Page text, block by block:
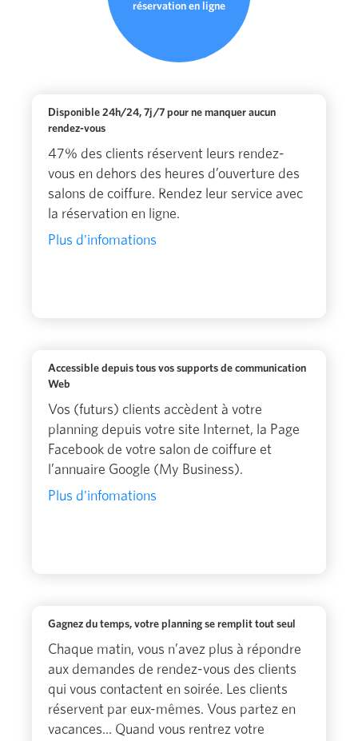
réservation en ligne
Disponible 24h/24, 7j/7 pour ne manquer aucun
rendez-vous
47% des clients réservent leurs rendez-
vous en dehors des heures d’ouverture des
salons de coiffure. Rendez leur service avec
la réservation en ligne.
Plus d'infomations
Accessible depuis tous vos supports de communication
Web
Vos (futurs) clients accèdent à votre
planning depuis votre site Internet, la Page
Facebook de votre salon de coiffure et
l’annuaire Google (My Business).
Plus d'infomations
Gagnez du temps, votre planning se remplit tout seul
Chaque matin, vous n’avez plus à répondre
aux demandes de rendez-vous des clients
qui vous contactent en soirée. Les clients
réservent par eux-mêmes. Vous partez en
vacances... Quand vous rentrez votre